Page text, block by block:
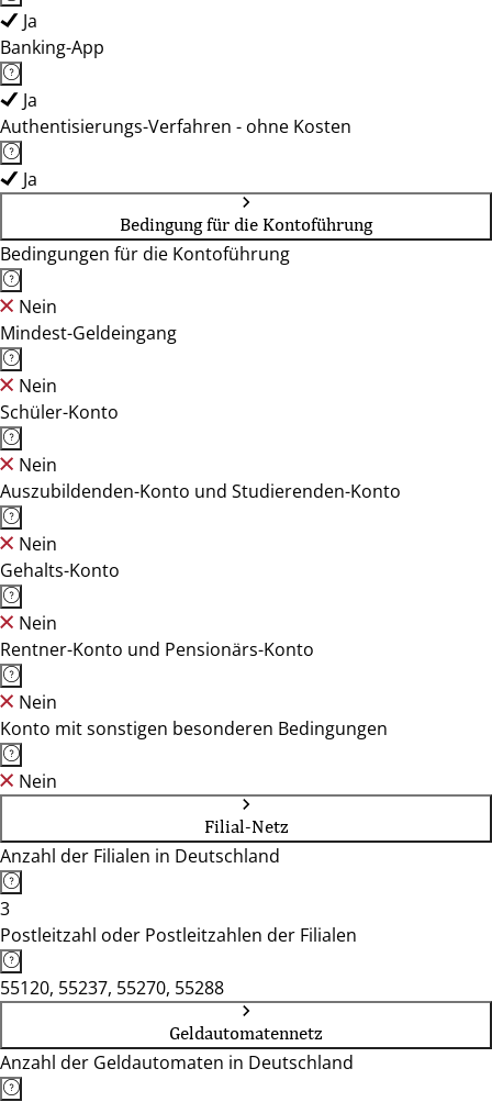
Ja
Banking-App
Ja
Authentisierungs-Verfahren - ohne Kosten
Ja
Bedingung für die Kontoführung
Bedingungen für die Kontoführung
Nein
Mindest-Geldeingang
Nein
Schüler-Konto
Nein
Auszubildenden-Konto und Studierenden-Konto
Nein
Gehalts-Konto
Nein
Rentner-Konto und Pensionärs-Konto
Nein
Konto mit sonstigen besonderen Bedingungen
Nein
Filial-Netz
Anzahl der Filialen in Deutschland
3
Postleitzahl oder Postleitzahlen der Filialen
55120, 55237, 55270, 55288
Geldautomatennetz
Anzahl der Geldautomaten in Deutschland